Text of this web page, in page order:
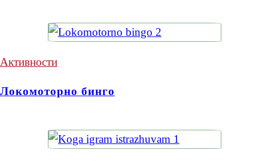
Активности
Локомоторно бинго